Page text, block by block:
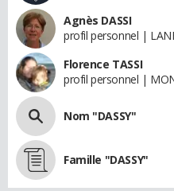
Agnès DASSI
profil personnel |
Florence TASSI
profil personnel |
Nom "DASSY"
Famille "DASSY"